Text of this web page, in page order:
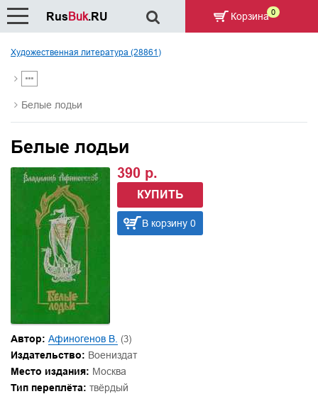
Художественная литература (28861)
Белые лодьи
Белые лодьи
390 р.
КУПИТЬ
В корзину 0
Автор: Афиногенов В. (3)
Издательство: Воениздат
Место издания: Москва
Тип переплёта: твёрдый
RusBuk.RU Корзина 0